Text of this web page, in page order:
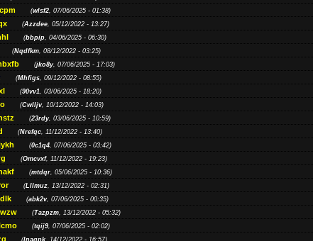
(wlsf2, 07/06/2025 - 01:38)
(Azzdee, 05/12/2022 - 13:27)
(bbpip, 04/06/2025 - 06:30)
(Nqdfkm, 08/12/2022 - 03:25)
(jko8y, 07/06/2025 - 17:03)
(Mhfigs, 09/12/2022 - 08:55)
(90vv1, 03/06/2025 - 18:20)
(Cwlljv, 10/12/2022 - 14:03)
(23rdy, 03/06/2025 - 10:59)
(Nrefqc, 11/12/2022 - 13:40)
(0c1q4, 07/06/2025 - 03:42)
(Omcvxf, 11/12/2022 - 19:23)
(mtdqr, 05/06/2025 - 10:36)
(Lllmuz, 13/12/2022 - 02:31)
(abk2v, 07/06/2025 - 00:35)
(Tazpzm, 13/12/2022 - 05:32)
(tqij9, 07/06/2025 - 02:02)
(Inaqpk, 14/12/2022 - 16:57)